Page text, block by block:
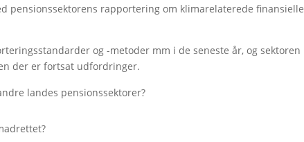
pensionssektorens rapportering om klimarelaterede finansielle
og -metoder mm i de seneste år, og sektoren
der er fortsat udfordringer.
landes pensionssektorer?